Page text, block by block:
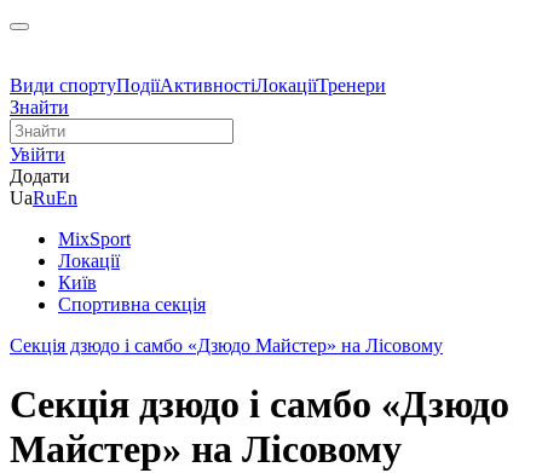
Види спортуПодіїАктивностіЛокаціїТренери
Знайти
Увійти
Додати
UaRuEn
MixSport
Локації
Київ
Спортивна секція
Секція дзюдо і самбо «Дзюдо Майстер» на Лісовому
Секція дзюдо і самбо «Дзюдо
Майстер» на Лісовому